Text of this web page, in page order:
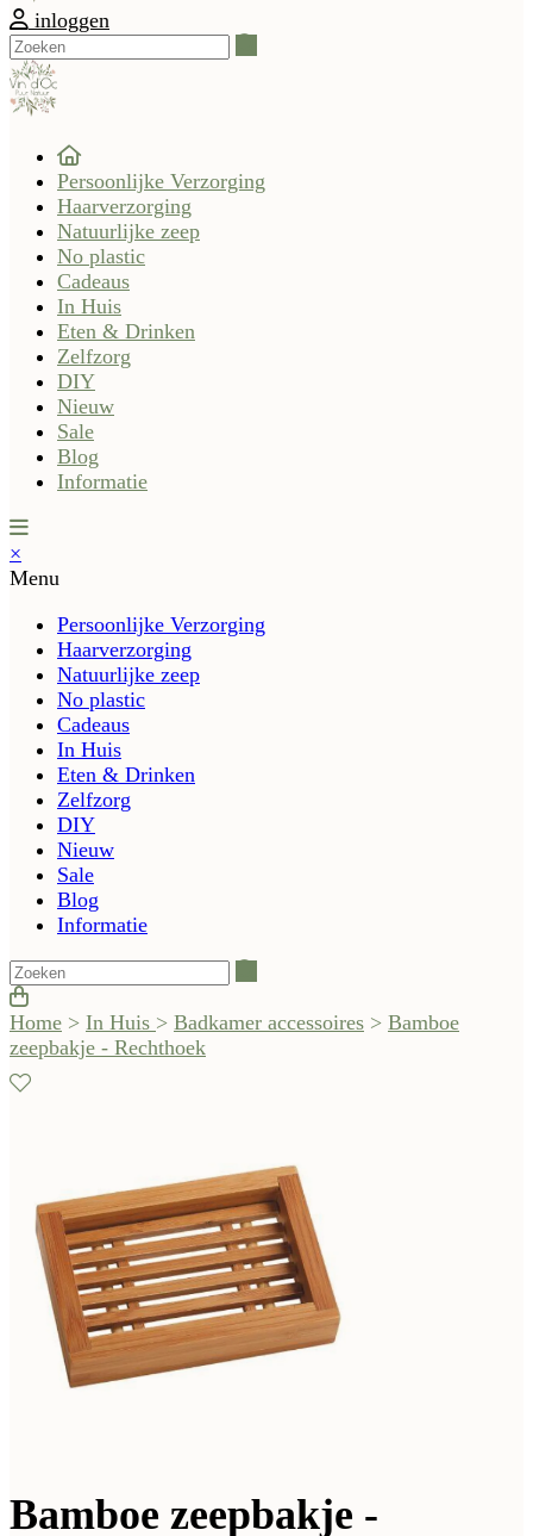
inloggen
Persoonlijke Verzorging
Haarverzorging
Natuurlijke zeep
No plastic
Cadeaus
In Huis
Eten & Drinken
Zelfzorg
DIY
Nieuw
Sale
Blog
Informatie
×
Menu
Persoonlijke Verzorging
Haarverzorging
Natuurlijke zeep
No plastic
Cadeaus
In Huis
Eten & Drinken
Zelfzorg
DIY
Nieuw
Sale
Blog
Informatie
Home > In Huis > Badkamer accessoires > Bamboe
zeepbakje - Rechthoek
Bamboe zeepbakje -